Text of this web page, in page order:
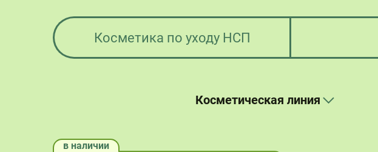
Косметика по уходу НСП
Косметическая линия
в наличии